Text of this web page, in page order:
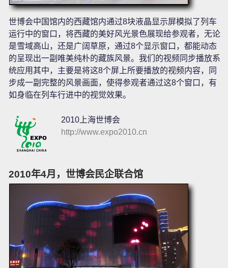
世博会中国馆内的西藏馆内通过8块液晶显示屏模拟了列车
运行中的窗口，将西藏的美好风光景色展现给参观者，无论
是雪域高山，还是广阔草原，通过8个显示窗口，都能动态
的呈现出一副唯美纯朴的藏族风景。我们的视频同步播放系
统应用其中，主要是将这8个屏上所要播放的视频内容，同
步成一副完整的风景画面，使得参观者通过这8个窗口，有
如身临在列车行进中的视觉效果。
2010上海世博会
http://www.expo2010.cn
2010年4月，世博会民企联合馆